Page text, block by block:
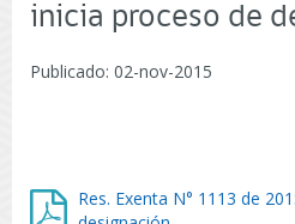
inicia proceso de
Publicado: 02-nov-2015
Res. Exenta N° 1113 de